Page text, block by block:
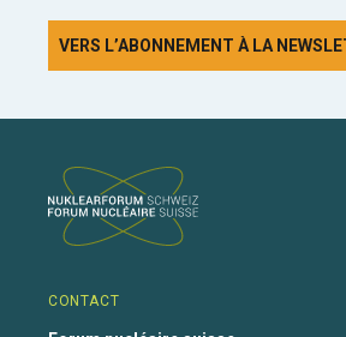
VERS L’ABONNEMENT À LA
CONTACT